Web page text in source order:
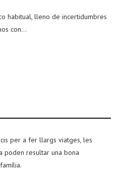
habitual, lleno de incertidumbres
con…
per a fer llargs viatges, les
poden resultar una bona